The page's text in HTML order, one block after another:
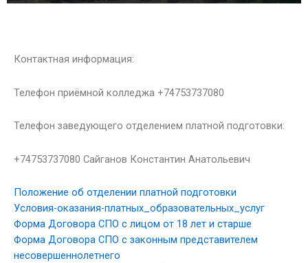
Контактная информация:
Телефон приёмной колледжа +74753737080
Телефон заведующего отделением платной подготовки:
+74753737080 Сайганов Константин Анатольевич
Положение об отделении платной подготовки
Условия-оказания-платных_образовательных_услуг
Форма Договора СПО с лицом от 18 лет и старше
Форма Договора СПО с законным представителем
несовершеннолетнего